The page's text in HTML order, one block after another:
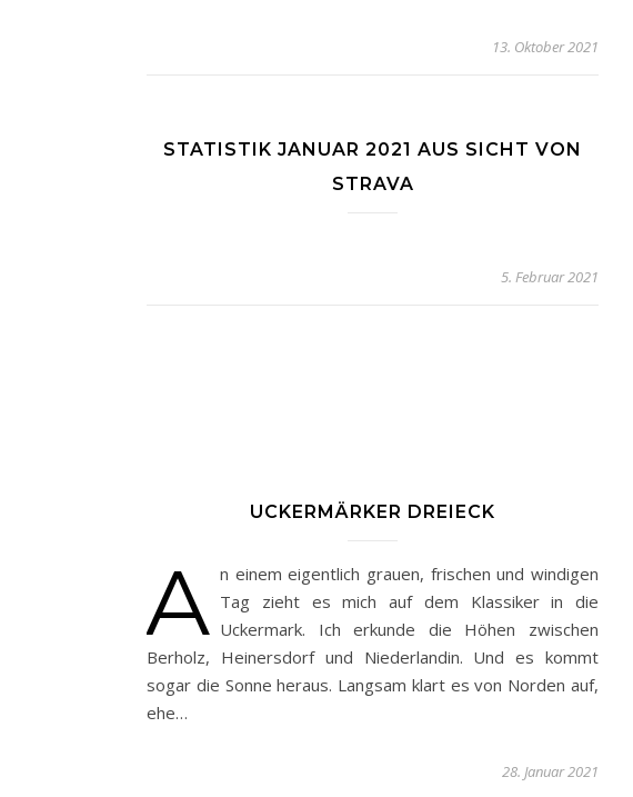
13. Oktober 2021
STATISTIK JANUAR 2021 AUS SICHT VON
STRAVA
5. Februar 2021
UCKERMÄRKER DREIECK
A n einem eigentlich grauen, frischen und windigen
Tag zieht es mich auf dem Klassiker in die
Uckermark. Ich erkunde die Höhen zwischen
Berholz, Heinersdorf und Niederlandin. Und es kommt
sogar die Sonne heraus. Langsam klart es von Norden auf,
ehe…
28. Januar 2021